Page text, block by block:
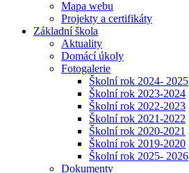
Mapa webu
Projekty a certifikáty
Základní škola
Aktuality
Domácí úkoly
Fotogalerie
Školní rok 2024- 2025
Školní rok 2023-2024
Školní rok 2022-2023
Školní rok 2021-2022
Školní rok 2020-2021
Školní rok 2019-2020
Školní rok 2025- 2026
Dokumenty